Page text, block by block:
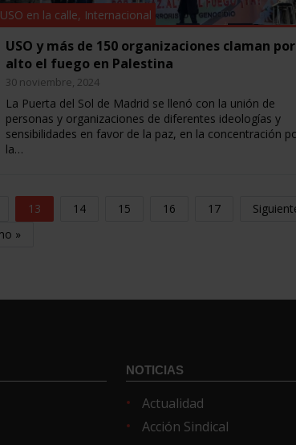
USO en la calle, Internacional
USO y más de 150 organizaciones claman
alto el fuego en Palestina
30 noviembre, 2024
La Puerta del Sol de Madrid se llenó con la unión de
personas y organizaciones de diferentes ideologías y
sensibilidades en favor de la paz, en la concentración
la…
13 14 15 16 17
»
NOTICIAS
Actualidad
Acción Sindical